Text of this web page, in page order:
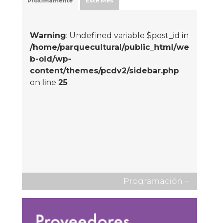
Warning: Undefined variable $post_id in
/home/parquecultural/public_html/we
b-old/wp-
content/themes/pcdv2/sidebar.php
on line 25
Programación +